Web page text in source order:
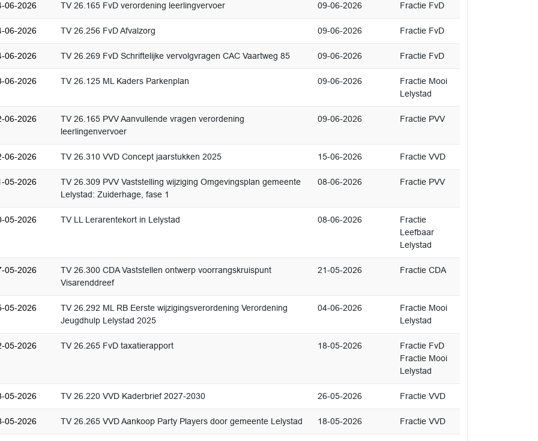
06-2026 TV 26.165 FvD verordening leerlingvervoer 09-06-2026 Fractie FvD
06-2026 TV 26.256 FvD Afvalzorg 09-06-2026 Fractie FvD
06-2026 TV 26.269 FvD Schriftelijke vervolgvragen CAC Vaartweg 85 09-06-2026 Fractie FvD
06-2026 TV 26.125 ML Kaders Parkenplan 09-06-2026
Fractie Mooi
Lelystad
06-2026
TV 26.165 PVV Aanvullende vragen verordening
leerlingenvervoer
09-06-2026 Fractie PVV
06-2026 TV 26.310 VVD Concept jaarstukken 2025 15-06-2026 Fractie VVD
05-2026
TV 26.309 PVV Vaststelling wijziging Omgevingsplan gemeente
Lelystad: Zuiderhage, fase 1
08-06-2026 Fractie PVV
05-2026 TV LL Lerarentekort in Lelystad 08-06-2026
Fractie
Leefbaar
Lelystad
05-2026
TV 26.300 CDA Vaststellen ontwerp voorrangskruispunt
Visarenddreef
21-05-2026 Fractie CDA
05-2026
TV 26.292 ML RB Eerste wijzigingsverordening Verordening
Jeugdhulp Lelystad 2025
04-06-2026
Fractie Mooi
Lelystad
05-2026 TV 26.265 FvD taxatierapport 18-05-2026
Fractie FvD
Fractie Mooi
Lelystad
05-2026 TV 26.220 VVD Kaderbrief 2027-2030 26-05-2026 Fractie VVD
05-2026 TV 26.265 VVD Aankoop Party Players door gemeente Lelystad 18-05-2026 Fractie VVD